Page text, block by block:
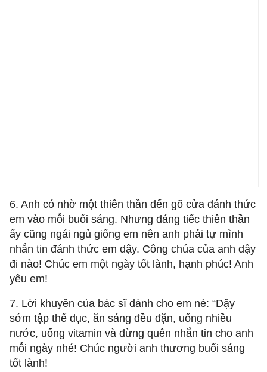
6. Anh có nhờ một thiên thần đến gõ cửa đánh thức
em vào mỗi buổi sáng. Nhưng đáng tiếc thiên thần
ấy cũng ngái ngủ giống em nên anh phải tự mình
nhắn tin đánh thức em dậy. Công chúa của anh dậy
đi nào! Chúc em một ngày tốt lành, hạnh phúc! Anh
yêu em!
7. Lời khuyên của bác sĩ dành cho em nè: “Dậy
sớm tập thể dục, ăn sáng đều đặn, uống nhiều
nước, uống vitamin và đừng quên nhắn tin cho anh
mỗi ngày nhé! Chúc người anh thương buổi sáng
tốt lành!